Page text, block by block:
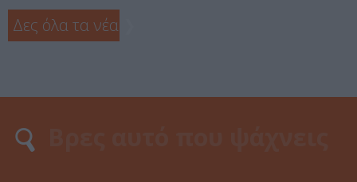
Δες όλα τα νέα